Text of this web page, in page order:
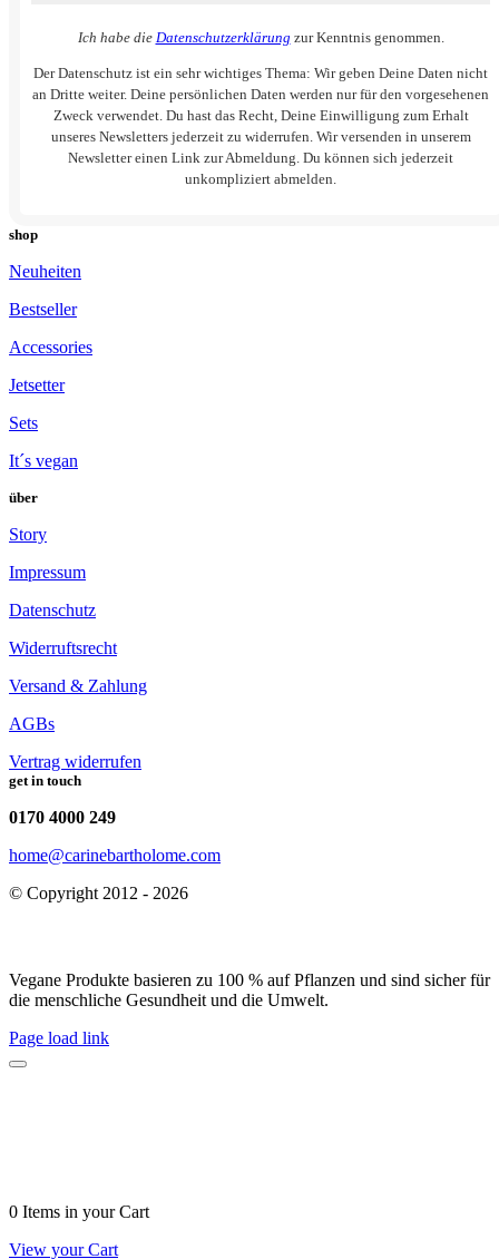
Ich habe die Datenschutzerklärung zur Kenntnis genommen.
Der Datenschutz ist ein sehr wichtiges Thema: Wir geben Deine Daten nicht
an Dritte weiter. Deine persönlichen Daten werden nur für den vorgesehenen
Zweck verwendet. Du hast das Recht, Deine Einwilligung zum Erhalt
unseres Newsletters jederzeit zu widerrufen. Wir versenden in unserem
Newsletter einen Link zur Abmeldung. Du können sich jederzeit
unkompliziert abmelden.
shop
Neuheiten
Bestseller
Accessories
Jetsetter
Sets
It´s vegan
über
Story
Impressum
Datenschutz
Widerruftsrecht
Versand & Zahlung
AGBs
Vertrag widerrufen
get in touch
0170 4000 249
home@carinebartholome.com
© Copyright 2012 - 2026
Vegane Produkte basieren zu 100 % auf Pflanzen und sind sicher für
die menschliche Gesundheit und die Umwelt.
Page load link
0 Items in your Cart
View your Cart